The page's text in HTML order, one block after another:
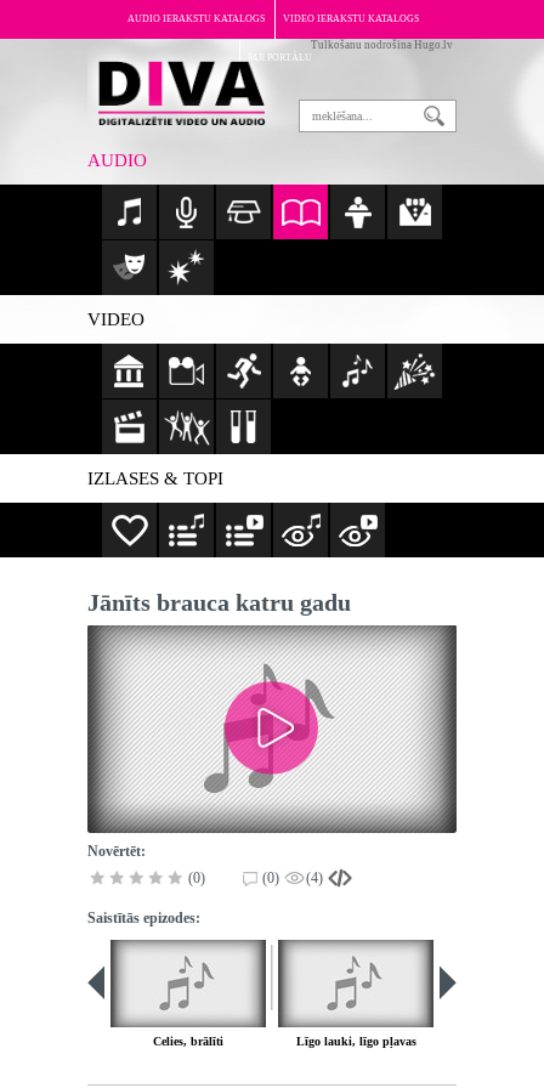
AUDIO IERAKSTU KATALOGS VIDEO IERAKSTU KATALOGS
PAR PORTĀLU
Tulkošanu nodrošina Hugo.lv
AUDIO
VIDEO
IZLASES & TOPI
Jānīts brauca katru gadu
Novērtēt:
(0)
(0) (4)
Saistītās epizodes:
Celies, brālīti Līgo lauki, līgo pļavas